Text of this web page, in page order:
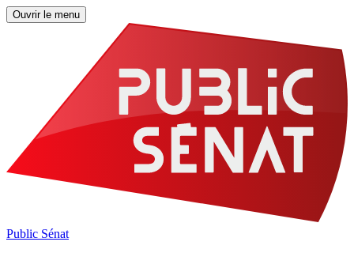
Ouvrir le menu
Public Sénat